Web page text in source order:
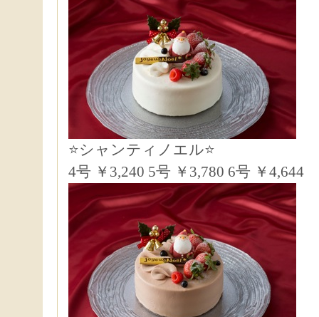
⭐シャンティノエル⭐
4号 ￥3,240 5号 ￥3,780 6号 ￥4,644